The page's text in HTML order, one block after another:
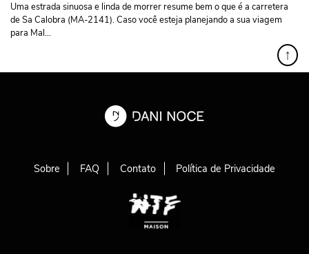
Uma estrada sinuosa e linda de morrer resume bem o que é a carretera
de Sa Calobra (MA-2141). Caso você esteja planejando a sua viagem
para Mal...
↑
Sobre FAQ Contato Política de Privacidade